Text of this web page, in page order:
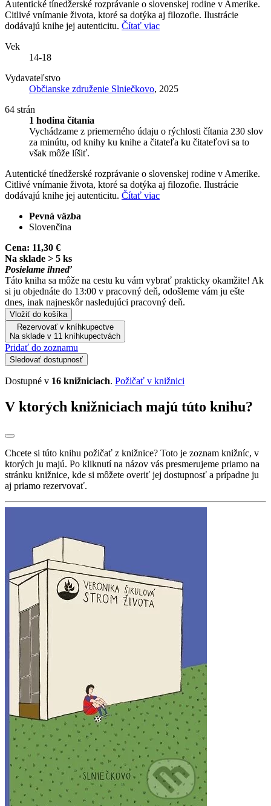
Autentické tínedžerské rozprávanie o slovenskej rodine v Amerike.
Citlivé vnímanie života, ktoré sa dotýka aj filozofie. Ilustrácie
dodávajú knihe jej autenticitu. Čítať viac
Vek
14-18
Vydavateľstvo
Občianske združenie Slniečkovo, 2025
64 strán
1 hodina čítania
Vychádzame z priemerného údaju o rýchlosti čítania 230 slov
za minútu, od knihy ku knihe a čitateľa ku čitateľovi sa to
však môže líšiť.
Autentické tínedžerské rozprávanie o slovenskej rodine v Amerike.
Citlivé vnímanie života, ktoré sa dotýka aj filozofie. Ilustrácie
dodávajú knihe jej autenticitu. Čítať viac
Pevná väzba
Slovenčina
Cena: 11,30 €
Na sklade > 5 ks
Posielame ihneď
Táto kniha sa môže na cestu ku vám vybrať prakticky okamžite! Ak
si ju objednáte do 13:00 v pracovný deň, odošleme vám ju ešte
dnes, inak najneskôr nasledujúci pracovný deň.
Vložiť do košíka
Rezervovať v kníhkupectve
Na sklade v 11 kníhkupectvách
Pridať do zoznamu
Sledovať dostupnosť
Dostupné v 16 knižniciach. Požičať v knižnici
V ktorých knižniciach majú túto knihu?
Chcete si túto knihu požičať z knižnice? Toto je zoznam knižníc, v
ktorých ju majú. Po kliknutí na názov vás presmerujeme priamo na
stránku knižnice, kde si môžete overiť jej dostupnosť a prípadne ju
aj priamo rezervovať.